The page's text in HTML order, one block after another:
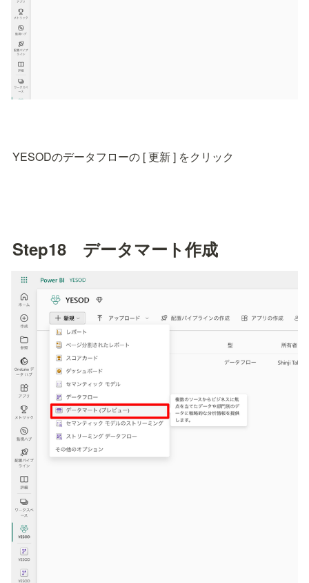
YESODのデータフローの [ 更新 ] をクリック
Step18　データマート作成